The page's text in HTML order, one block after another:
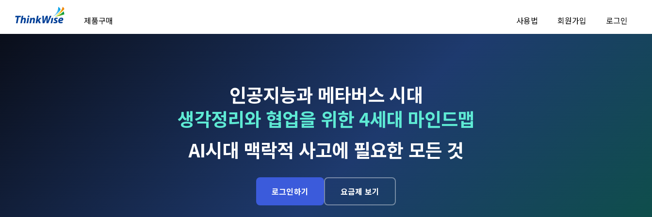
제품구매 사용법 회원가입 로그인
인공지능과 메타버스 시대
생각정리와 협업을 위한 4세대 마인드맵
AI시대 맥락적 사고에 필요한 모든 것
로그인하기 요금제 보기